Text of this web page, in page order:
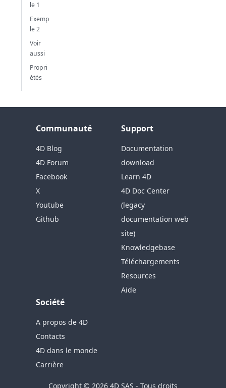
le 1
Exemp
le 2
Voir
aussi
Propri
étés
Communauté
4D Blog
4D Forum
Facebook
X
Youtube
Github
Support
Documentation
download
Learn 4D
4D Doc Center
(legacy
documentation web
site)
Knowledgebase
Téléchargements
Resources
Aide
Société
A propos de 4D
Contacts
4D dans le monde
Carrière
Copyright © 2026 4D SAS - Tous droits